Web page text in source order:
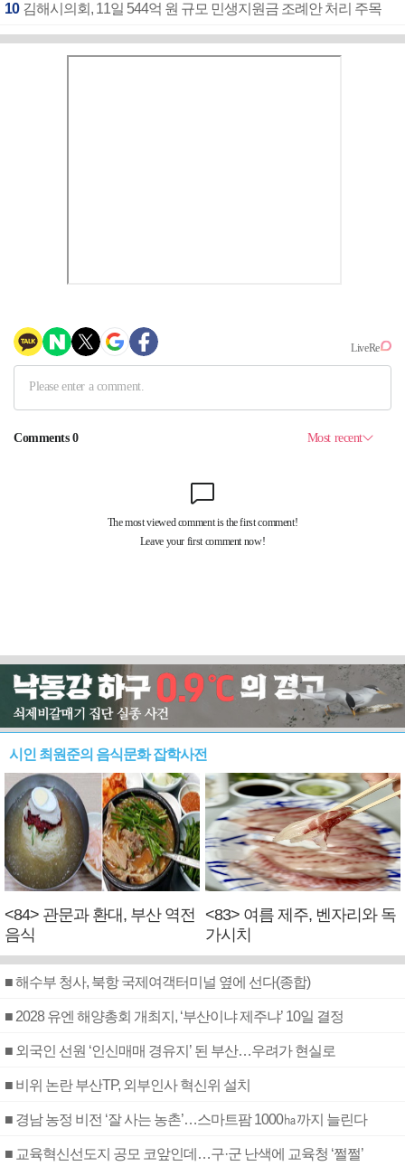
10 김해시의회, 11일 544억 원 규모 민생지원금 조례안 처리 주목
시인 최원준의 음식문화 잡학사전
<84> 관문과 환대, 부산 역전
음식
<83> 여름 제주, 벤자리와 독
가시치
■ 해수부 청사, 북항 국제여객터미널 옆에 선다(종합)
■ 2028 유엔 해양총회 개최지, ‘부산이냐 제주냐’ 10일 결정
■ 외국인 선원 ‘인신매매 경유지’ 된 부산…우려가 현실로
■ 비위 논란 부산TP, 외부인사 혁신위 설치
■ 경남 농정 비전 ‘잘 사는 농촌’…스마트팜 1000㏊까지 늘린다
■ 교육혁신선도지 공모 코앞인데…구·군 난색에 교육청 ‘쩔쩔’